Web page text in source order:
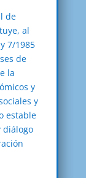
de
al
7/1985
de
la
y
y
estable
diálogo